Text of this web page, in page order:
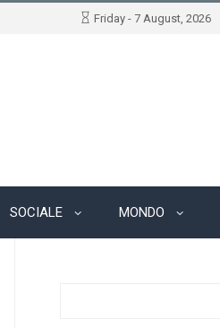
Friday - 7 August, 2026
SOCIALE MONDO